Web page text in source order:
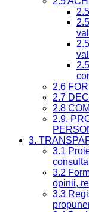
2.6
2.7
2.8
2.9.
3.
3.1
3.2
opinii,
3.3